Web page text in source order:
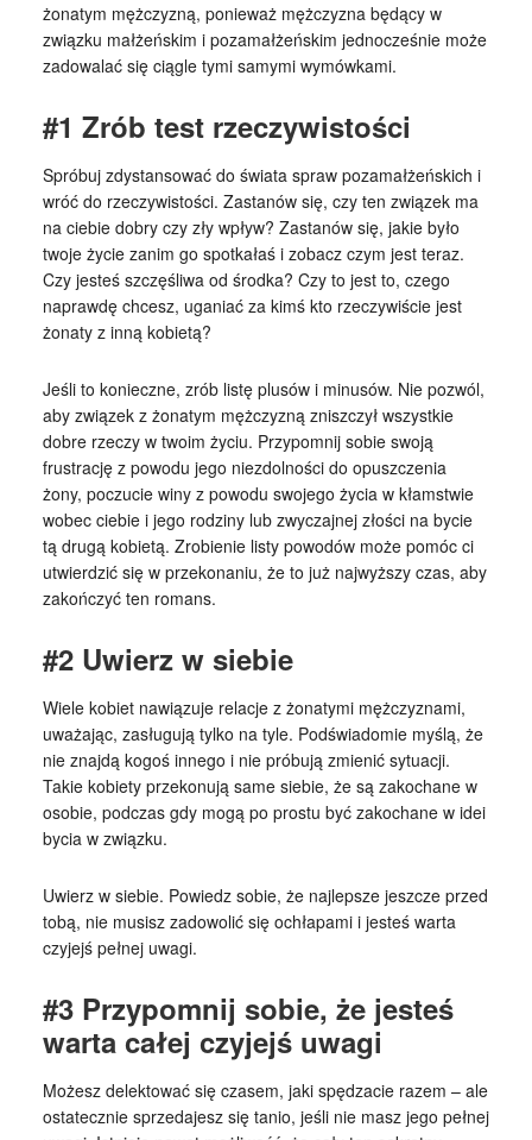
żonatym mężczyzną, ponieważ mężczyzna będący w
związku małżeńskim i pozamałżeńskim jednocześnie może
zadowalać się ciągle tymi samymi wymówkami.
#1 Zrób test rzeczywistości
Spróbuj zdystansować do świata spraw pozamałżeńskich i
wróć do rzeczywistości. Zastanów się, czy ten związek ma
na ciebie dobry czy zły wpływ? Zastanów się, jakie było
twoje życie zanim go spotkałaś i zobacz czym jest teraz.
Czy jesteś szczęśliwa od środka? Czy to jest to, czego
naprawdę chcesz, uganiać za kimś kto rzeczywiście jest
żonaty z inną kobietą?
Jeśli to konieczne, zrób listę plusów i minusów. Nie pozwól,
aby związek z żonatym mężczyzną zniszczył wszystkie
dobre rzeczy w twoim życiu. Przypomnij sobie swoją
frustrację z powodu jego niezdolności do opuszczenia
żony, poczucie winy z powodu swojego życia w kłamstwie
wobec ciebie i jego rodziny lub zwyczajnej złości na bycie
tą drugą kobietą. Zrobienie listy powodów może pomóc ci
utwierdzić się w przekonaniu, że to już najwyższy czas, aby
zakończyć ten romans.
#2 Uwierz w siebie
Wiele kobiet nawiązuje relacje z żonatymi mężczyznami,
uważając, zasługują tylko na tyle. Podświadomie myślą, że
nie znajdą kogoś innego i nie próbują zmienić sytuacji.
Takie kobiety przekonują same siebie, że są zakochane w
osobie, podczas gdy mogą po prostu być zakochane w idei
bycia w związku.
Uwierz w siebie. Powiedz sobie, że najlepsze jeszcze przed
tobą, nie musisz zadowolić się ochłapami i jesteś warta
czyjejś pełnej uwagi.
#3 Przypomnij sobie, że jesteś
warta całej czyjejś uwagi
Możesz delektować się czasem, jaki spędzacie razem – ale
ostatecznie sprzedajesz się tanio, jeśli nie masz jego pełnej